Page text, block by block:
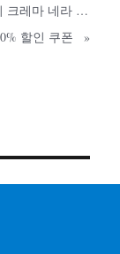
조르지오 아르마니 뷰티 - 75불 이상 주문시 크레마 네라 라이트 크림 샘플 5개 증정
할인 쿠폰
»